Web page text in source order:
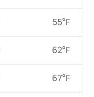
55°F
62°F
67°F